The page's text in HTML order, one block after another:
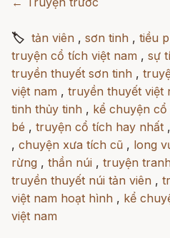
🏷 tản viên , sơn tinh , tiều
truyện cổ tích việt nam , sự
truyền thuyết sơn tinh ,
việt nam , truyền thuyết việt
tinh thủy tinh , kể chuyện cổ
bé , truyện cổ tích hay nhất ,
, chuyện xưa tích cũ , long
rừng , thần núi , truyện
truyền thuyết núi tản viên ,
việt nam hoạt hình , kể
việt nam